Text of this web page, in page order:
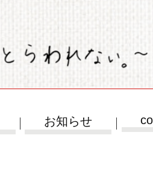
お知らせ